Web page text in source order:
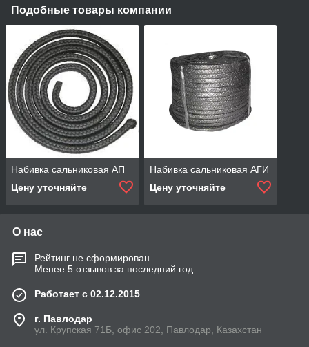
Подобные товары компании
Набивка сальниковая АП
Цену уточняйте
Набивка сальниковая АГИ
Цену уточняйте
О нас
Рейтинг не сформирован
Менее 5 отзывов за последний год
Работает с 02.12.2015
г. Павлодар
ул. Крупская 71Б, офис 202, Павлодар, Казахстан